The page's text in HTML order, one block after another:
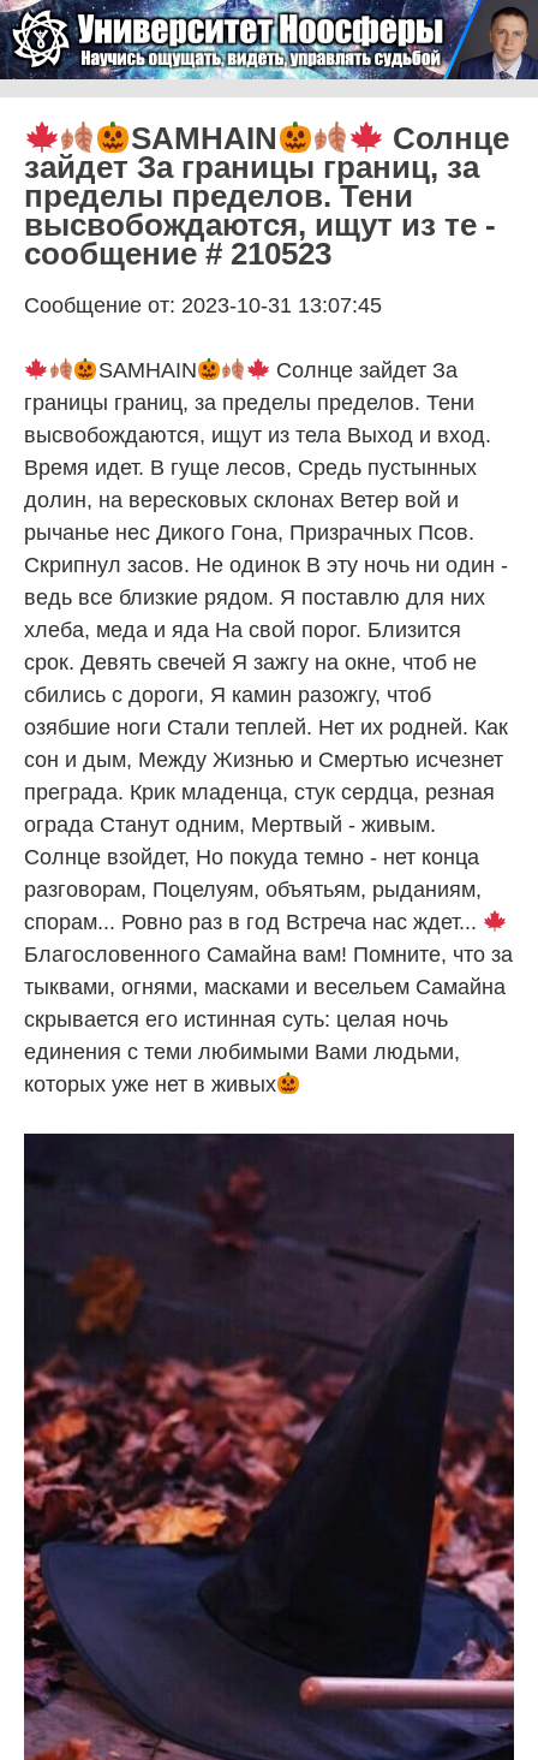
Университет Ноосферы
SAMHAIN
Солнце
зайдет За границы границ, за
пределы пределов. Тени
высвобождаются, ищут из те -
сообщение # 210523
Сообщение от: 2023-10-31 13:07:45
SAMHAIN
Солнце зайдет За
границы границ, за пределы пределов. Тени
высвобождаются, ищут из тела Выход и вход.
Время идет. В гуще лесов, Средь пустынных
долин, на вересковых склонах Ветер вой и
рычанье нес Дикого Гона, Призрачных Псов.
Скрипнул засов. Не одинок В эту ночь ни один -
ведь все близкие рядом. Я поставлю для них
хлеба, меда и яда На свой порог. Близится
срок. Девять свечей Я зажгу на окне, чтоб не
сбились с дороги, Я камин разожгу, чтоб
озябшие ноги Стали теплей. Нет их родней. Как
сон и дым, Между Жизнью и Смертью исчезнет
преграда. Крик младенца, стук сердца, резная
ограда Станут одним, Мертвый - живым.
Солнце взойдет, Но покуда темно - нет конца
разговорам, Поцелуям, объятьям, рыданиям,
спорам... Ровно раз в год Встреча нас ждет...
Благословенного Самайна вам! Помните, что за
тыквами, огнями, масками и весельем Самайна
скрывается его истинная суть: целая ночь
единения с теми любимыми Вами людьми,
которых уже нет в живых